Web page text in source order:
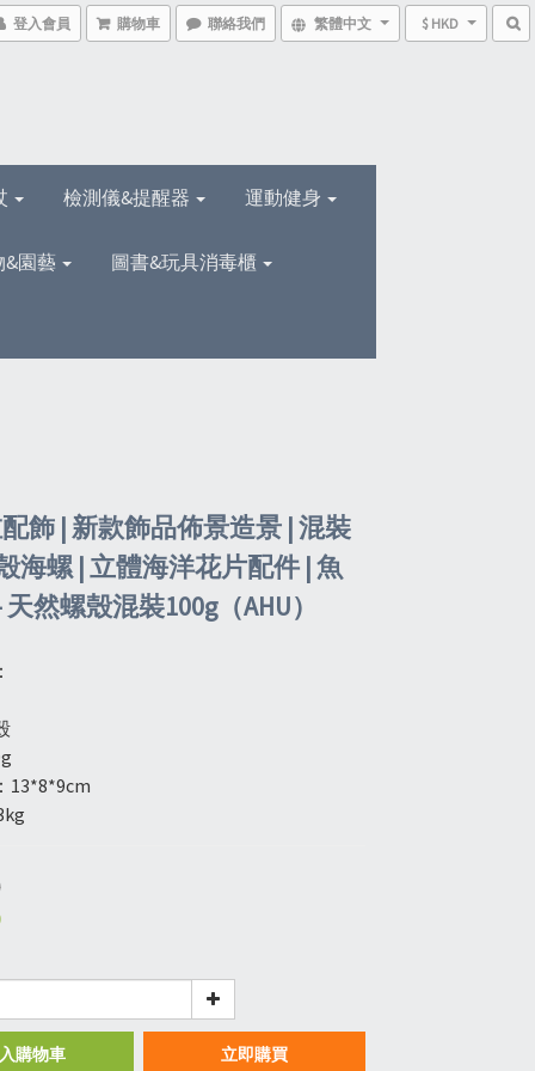
登入會員 購物車 聯絡我們 繁體中文 $ HKD
檢測儀&提醒器 運動健身
&園藝 圖書&玩具消毒櫃
飾 | 新款飾品佈景造景 | 混裝
海螺 | 立體海洋花片配件 | 魚
然螺殼混裝100g（AHU）
13*8*9cm
購物車 立即購買